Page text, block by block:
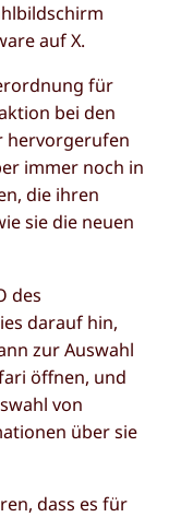
auf X.
für
bei den
hervorgerufen
immer noch in
die ihren
sie die neuen
des
darauf hin,
zur Auswahl
öffnen, und
von
über sie
dass es für